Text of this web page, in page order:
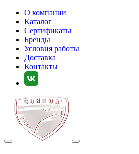
О компании
Каталог
Сертификаты
Бренды
Условия работы
Доставка
Контакты